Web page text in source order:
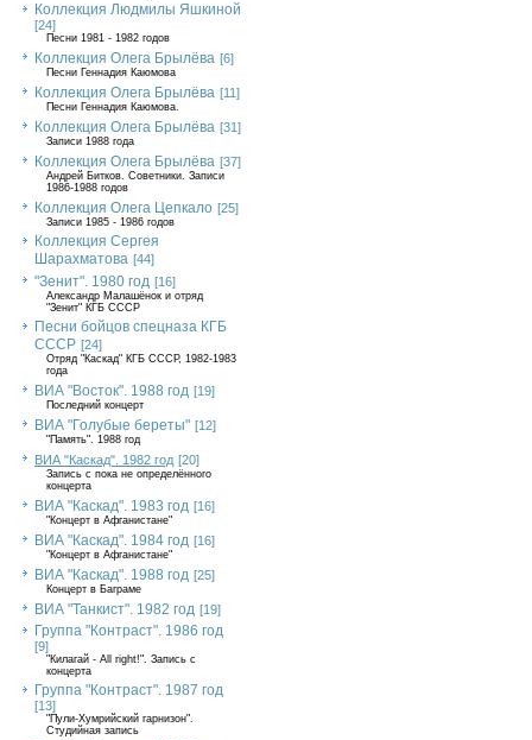
Коллекция Людмилы Яшкиной
[24]
Песни 1981 - 1982 годов
Коллекция Олега Брылёва [6]
Песни Геннадия Каюмова
Коллекция Олега Брылёва [11]
Песни Геннадия Каюмова.
Коллекция Олега Брылёва [31]
Записи 1988 года
Коллекция Олега Брылёва [37]
Андрей Битков. Советники. Записи
1986-1988 годов
Коллекция Олега Цепкало [25]
Записи 1985 - 1986 годов
Коллекция Сергея
Шарахматова [44]
"Зенит". 1980 год [16]
Александр Малашёнок и отряд
"Зенит" КГБ СССР
Песни бойцов спецназа КГБ
СССР [24]
Отряд "Каскад" КГБ СССР, 1982-1983
года
ВИА "Восток". 1988 год [19]
Последний концерт
ВИА "Голубые береты" [12]
"Память". 1988 год
ВИА "Каскад". 1982 год [20]
Запись с пока не определённого
концерта
ВИА "Каскад". 1983 год [16]
"Концерт в Афганистане"
ВИА "Каскад". 1984 год [16]
"Концерт в Афганистане"
ВИА "Каскад". 1988 год [25]
Концерт в Баграме
ВИА "Танкист". 1982 год [19]
Группа "Контраст". 1986 год
[9]
"Килагай - All right!". Запись с
концерта
Группа "Контраст". 1987 год
[13]
"Пули-Хумрийский гарнизон".
Студийная запись